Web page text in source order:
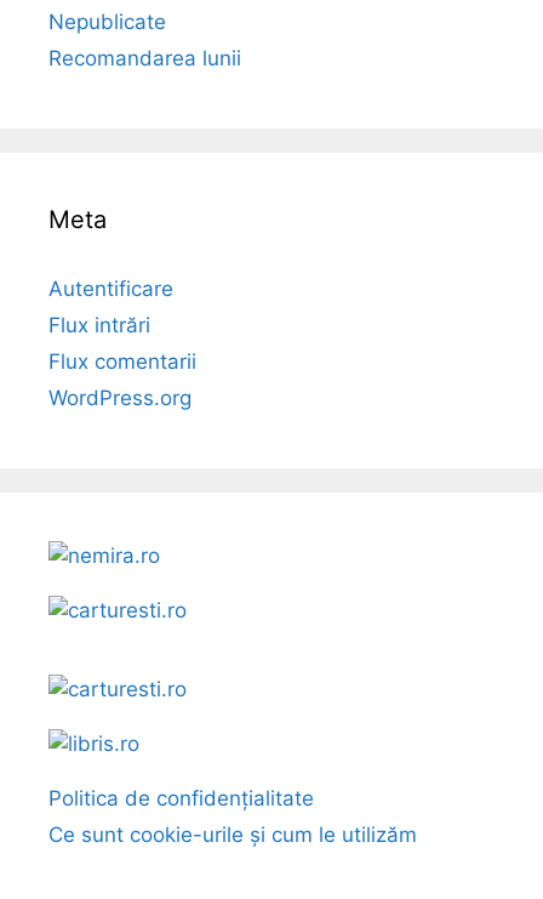
Nepublicate
Recomandarea lunii
Meta
Autentificare
Flux intrări
Flux comentarii
WordPress.org
Politica de confidențialitate
Ce sunt cookie-urile și cum le utilizăm